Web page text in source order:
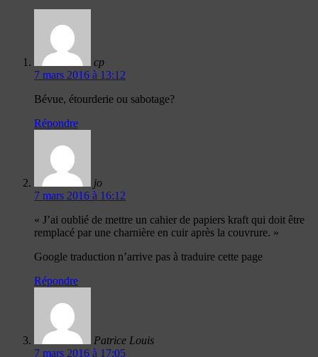
cp
7 mars 2016 à 13:12
Bévue, étourderie ou sabotage?
Répondre
jo
7 mars 2016 à 16:12
« J’ai oublié de mettre un cahier de papiers kraft qui doit être
remplacé par une charnière en cuir après la couvrure. »
Google traduction n’arrive pas à traduire cette page
Répondre
Patrice Louis
7 mars 2016 à 17:05